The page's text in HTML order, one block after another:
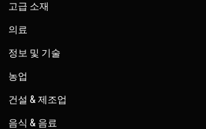
고급 소재
의료
정보 및 기술
농업
건설 & 제조업
음식 & 음료